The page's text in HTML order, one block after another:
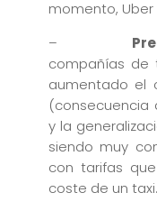
momento,
–
compañías de
aumentado el
(consecuencia
y la
siendo muy
con tarifas
coste de un taxi.